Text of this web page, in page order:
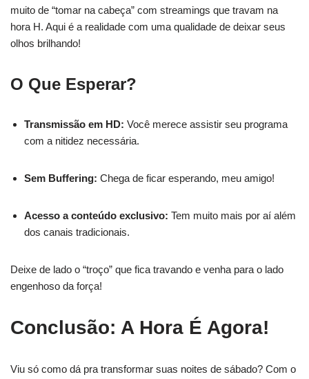
muito de “tomar na cabeça” com streamings que travam na
hora H. Aqui é a realidade com uma qualidade de deixar seus
olhos brilhando!
O Que Esperar?
Transmissão em HD: Você merece assistir seu programa
com a nitidez necessária.
Sem Buffering: Chega de ficar esperando, meu amigo!
Acesso a conteúdo exclusivo: Tem muito mais por aí além
dos canais tradicionais.
Deixe de lado o “troço” que fica travando e venha para o lado
engenhoso da força!
Conclusão: A Hora É Agora!
Viu só como dá pra transformar suas noites de sábado? Com o